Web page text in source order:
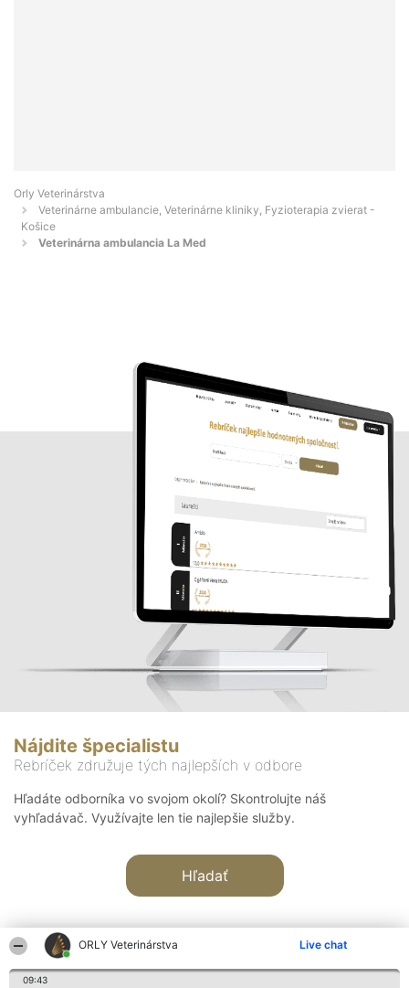
ORLY Veterinárstva Live chat
09:43
Orly Veterinárstva
Veterinárne ambulancie, Veterinárne kliniky, Fyzioterapia zvierat -
Košice
Veterinárna ambulancia La Med
Nájdite špecialistu
Rebríček združuje tých najlepších v odbore
Hľadáte odborníka vo svojom okolí? Skontrolujte náš
vyhľadávač. Využívajte len tie najlepšie služby.
Hľadať